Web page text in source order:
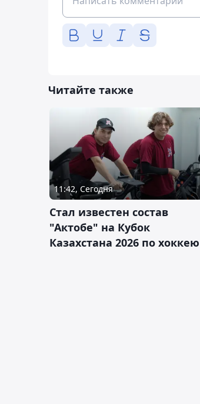
Читайте также
11:42, Сегодня
Стал известен состав
"Актобе" на Кубок
Казахстана 2026 по хоккею